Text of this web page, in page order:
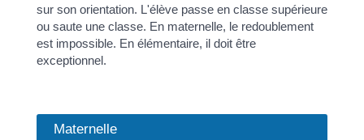
sur son orientation. L'élève passe en classe supérieure
ou saute une classe. En maternelle, le redoublement
est impossible. En élémentaire, il doit être
exceptionnel.
Maternelle